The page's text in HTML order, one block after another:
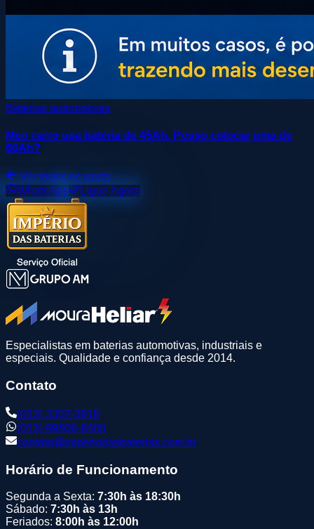
Baterias automotivas
Meu carro usa bateria de 45Ah. Posso colocar uma de
60Ah?
Ver todos os posts
WhatsApp
Ligue Agora
Especialistas em baterias automotivas, industriais e
especiais. Qualidade e confiança desde 2014.
Contato
(013) 3307-3918
(013) 99608-8408
contato@imperiodasbaterias.com.br
Horário de Funcionamento
Segunda a Sexta: 7:30h às 18:30h
Sábado: 7:30h às 13h
Feriados: 8:00h às 12:00h